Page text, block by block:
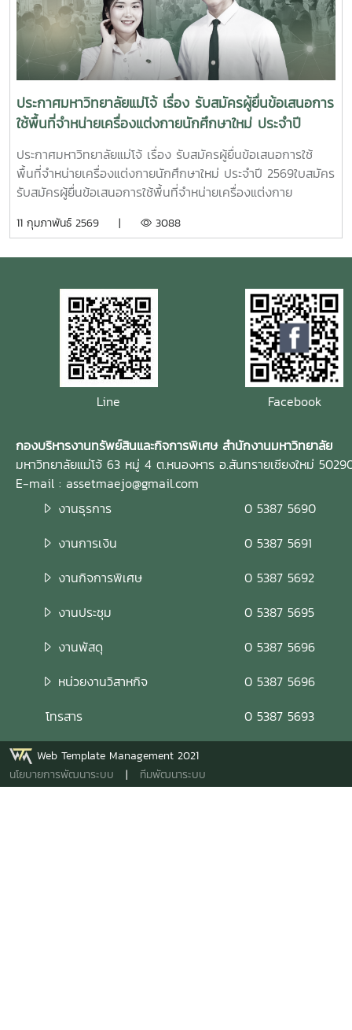
ประกาศมหาวิทยาลัยแม่โจ้ เรื่อง รับสมัครผู้ยื่นข้อเสนอการ
ใช้พื้นที่จำหน่ายเครื่องแต่งกายนักศึกษาใหม่ ประจำปี
ประกาศมหาวิทยาลัยแม่โจ้ เรื่อง รับสมัครผู้ยื่นข้อเสนอการใช้
พื้นที่จำหน่ายเครื่องแต่งกายนักศึกษาใหม่ ประจำปี 2569ใบสมัคร
รับสมัครผู้ยื่นข้อเสนอการใช้พื้นที่จำหน่ายเครื่องแต่งกาย
มีนาคม 2569 จำหน่ายเครื่องแต่งกายนักศึกษาใหม่ ประจำปี
แม่โจ้ ผู้สนใจประสงค์จะยื่นข้อเสนอการใช้พื้นที่สามารถรับแบบ
ฟอร์มใบสมัครได้ที่ กองบริหารงานทรัพย์สินและกิจการพิเศษ อา
คารอิงคศรีกสิการ ชั้น 1 มหาวิทยาลัยแม่โจ้
11 กุมภาพันธ์ 2569 | 3088
Line Facebook
กองบริหารงานทรัพย์สินและกิจการพิเศษ สำนักงานมหาวิทยาลัย
มหาวิทยาลัยแม่โจ้ 63 หมู่ 4 ต.หนองหาร อ.สันทรายเชียงใหม่
E-mail : assetmaejo@gmail.com
งานธุรการ
0 5387 5690
งานการเงิน
0 5387 5691
งานกิจการพิเศษ
0 5387 5692
งานประชุม
0 5387 5695
งานพัสดุ
0 5387 5696
หน่วยงานวิสาหกิจ
0 5387 5696
โทรสาร
0 5387 5693
Web Template Management 2021
นโยบายการพัฒนาระบบ | ทีมพัฒนาระบบ